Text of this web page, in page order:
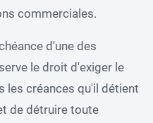
commerciales.
d'une des
le droit d'exiger le
les créances qu'il détient
de détruire toute